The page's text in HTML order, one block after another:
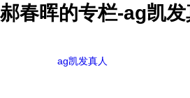
郝春晖的专栏-ag凯发
ag凯发真人